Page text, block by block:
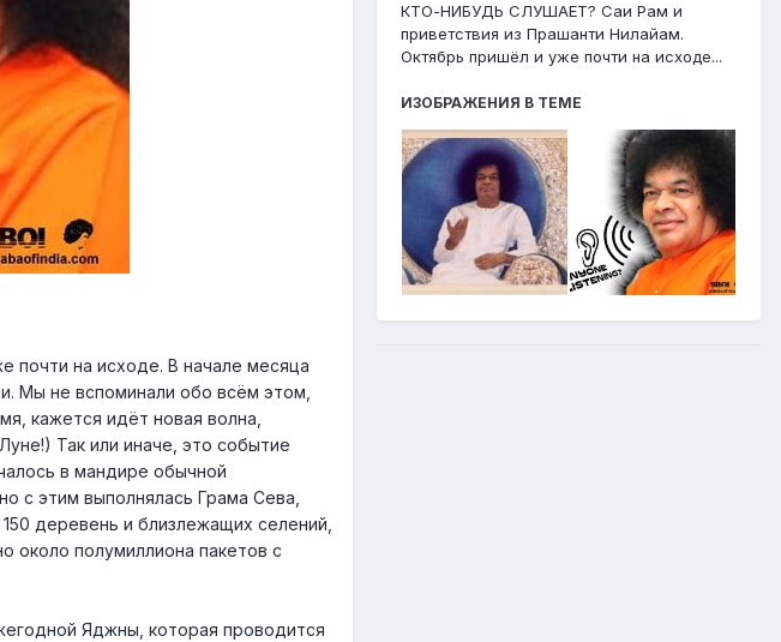
почти на исходе. В начале месяца
Мы не вспоминали обо всём этом,
кажется идёт новая волна,
Так или иначе, это событие
в мандире обычной
с этим выполнялась Грама Сева,
деревень и близлежащих селений,
около полумиллиона пакетов с
Яджны, которая проводится
КТО-НИБУДЬ СЛУШАЕТ? Саи Рам и
приветствия из Прашанти Нилайам.
Октябрь пришёл и уже почти на исходе...
ИЗОБРАЖЕНИЯ В ТЕМЕ